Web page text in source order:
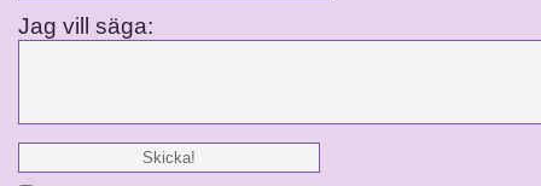
Jag vill säga: